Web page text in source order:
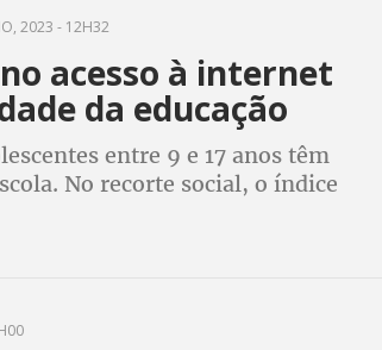
2023 - 12H32
acesso à internet
da educação
entre 9 e 17 anos têm
No recorte social, o índice